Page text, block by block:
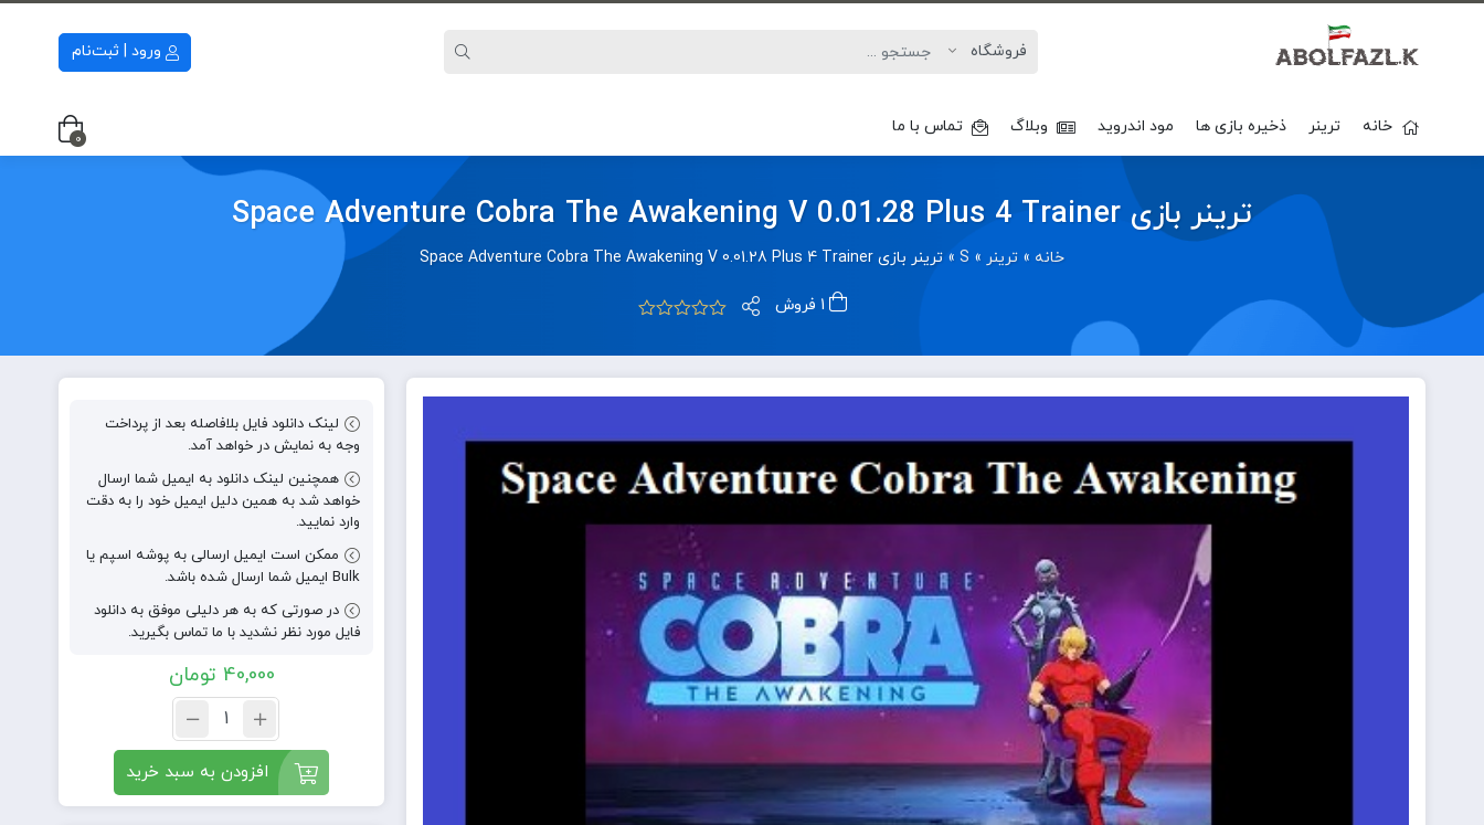
ورود | ثبت‌نام
خانه ترینر ذخیره بازی ها مود اندروید وبلاگ تماس با ما
0
ترینر بازی Space Adventure Cobra The Awakening V 0.01.28 Plus 4 Trainer
خانه » ترینر »
S
» ترینر بازی Space Adventure Cobra The Awakening V 0.01.28 Plus 4 Trainer
لینک دانلود فایل بلافاصله بعد از پرداخت
وجه به نمایش در خواهد آمد.
همچنین لینک دانلود به ایمیل شما ارسال
خواهد شد به همین دلیل ایمیل خود را به دقت
وارد نمایید.
ممکن است ایمیل ارسالی به پوشه اسپم یا
Bulk ایمیل شما ارسال شده باشد.
در صورتی که به هر دلیلی موفق به دانلود
فایل مورد نظر نشدید با ما تماس بگیرید.
40,000 تومان
افزودن به سبد خرید